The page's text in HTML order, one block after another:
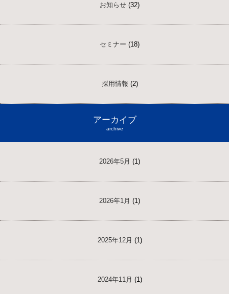
お知らせ (32)
セミナー (18)
採用情報 (2)
アーカイブ
archive
2026年5月 (1)
2026年1月 (1)
2025年12月 (1)
2024年11月 (1)